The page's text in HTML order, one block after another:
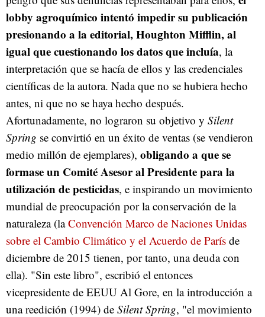
lobby agroquímico intentó impedir su publicación
presionando a la editorial, Houghton Mifflin, al
igual que cuestionando los datos que incluía, la
interpretación que se hacía de ellos y las credenciales
científicas de la autora. Nada que no se hubiera hecho
antes, ni que no se haya hecho después.
Afortunadamente, no lograron su objetivo y Silent
Spring se convirtió en un éxito de ventas (se vendieron
medio millón de ejemplares), obligando a que se
formase un Comité Asesor al Presidente para la
utilización de pesticidas, e inspirando un movimiento
mundial de preocupación por la conservación de la
naturaleza (laConvención Marco de Naciones Unidas
sobre el Cambio Climático y el Acuerdo de París de
diciembre de 2015 tienen, por tanto, una deuda con
ella). "Sin este libro", escribió el entonces
vicepresidente de EEUU Al Gore, en la introducción a
una reedición (1994) de Silent Spring, "el movimiento